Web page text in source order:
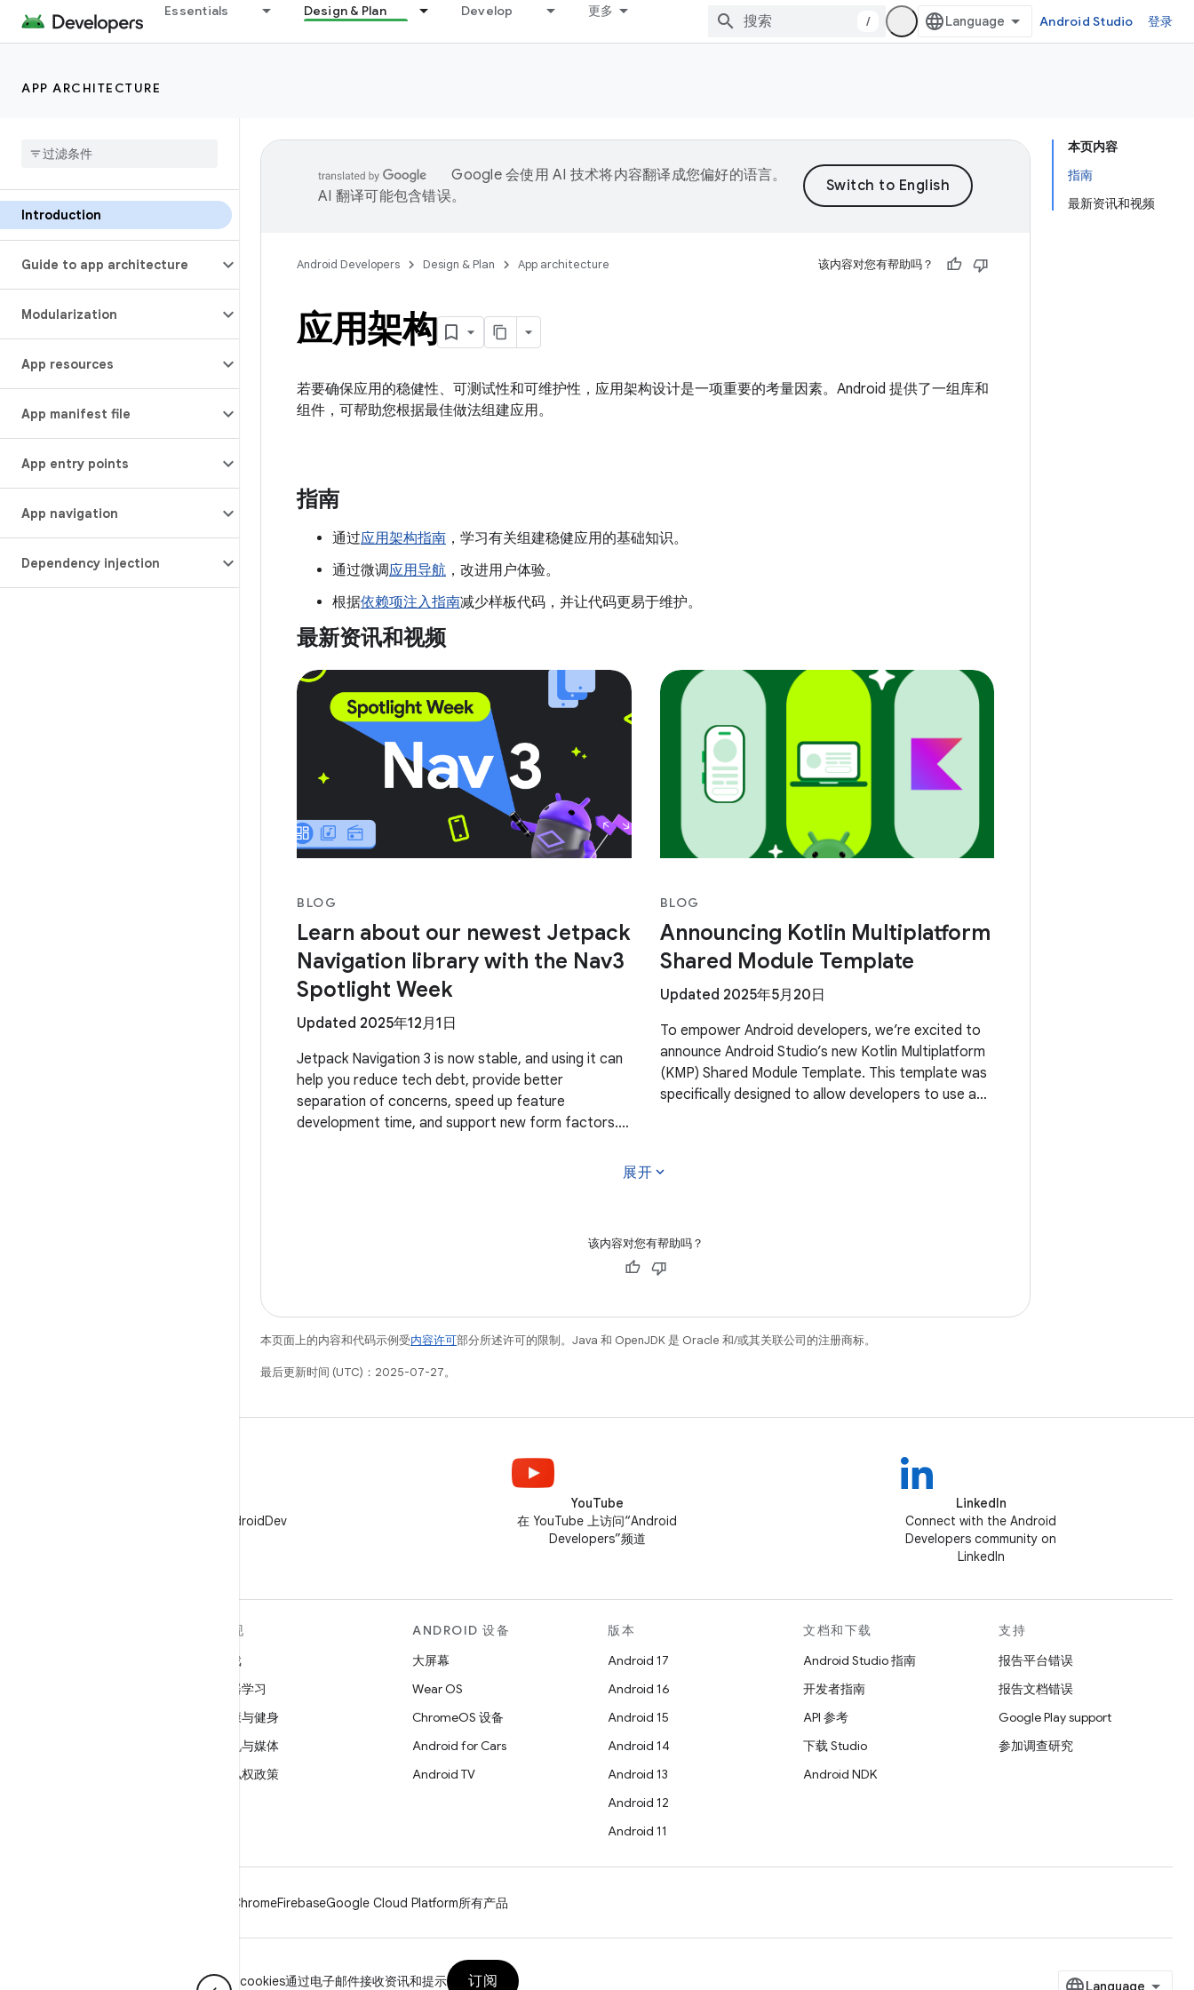
Essentials Design & Plan Develop 更多
/ Android Studio 登录
APP ARCHITECTURE
Introduction
Guide to app architecture
Modularization
App resources
App manifest file
App entry points
App navigation
Dependency injection
本页内容
指南
最新资讯和视频
Google 会使用 AI 技术将内容翻译成您偏好的语言。
AI 翻译可能包含错误。
Android Developers Design & Plan App architecture 该内容对您有帮助吗？
应用架构
若要确保应用的稳健性、可测试性和可维护性，应用架构设计是一项重要的考量因素。Android 提供了一组库和
组件，可帮助您根据最佳做法组建应用。
指南
通过应用架构指南 ，学习有关组建稳健应用的基础知识。
通过微调应用导航 ，改进用户体验。
根据依赖项注入指南减少样板代码，并让代码更易于维护。
最新资讯和视频
BLOG
Learn about our newest Jetpack
Navigation library with the Nav3
Spotlight Week
Updated 2025年12月1日
Jetpack Navigation 3 is now stable, and using it can
help you reduce tech debt, provide better
separation of concerns, speed up feature
development time, and support new form factors.
BLOG
Announcing Kotlin Multiplatform
Shared Module Template
Updated 2025年5月20日
To empower Android developers, we’re excited to
announce Android Studio’s new Kotlin Multiplatform
(KMP) Shared Module Template. This template was
specifically designed to allow developers to use a
展开 expand_more
该内容对您有帮助吗？
本页面上的内容和代码示例受内容许可部分所述许可的限制。Java 和 OpenJDK 是 Oracle 和/或其关联公司的注册商标。
最后更新时间 (UTC)：2025-07-27。
在 X 上关注 @AndroidDev
YouTube
在 YouTube 上访问“Android
Developers”频道
LinkedIn
Connect with the Android
Developers community on
LinkedIn
发现
游戏
机器学习
健康与健身
相机与媒体
隐私权政策
ANDROID 设备
大屏幕
Wear OS
ChromeOS 设备
Android for Cars
Android TV
版本
Android 17
Android 16
Android 15
Android 14
Android 13
Android 12
Android 11
文档和下载
Android Studio 指南
开发者指南
API 参考
下载 Studio
Android NDK
支持
报告平台错误
报告文档错误
Google Play support
参加调查研究
ChromeFirebaseGoogle Cloud Platform所有产品
Manage cookies通过电子邮件接收资讯和提示 订阅